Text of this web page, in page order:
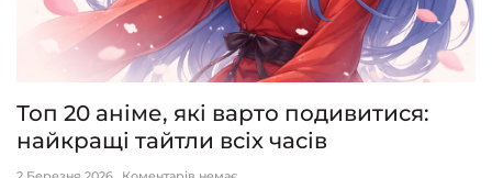
Топ 20 аніме, які варто подивитися:
найкращі тайтли всіх часів